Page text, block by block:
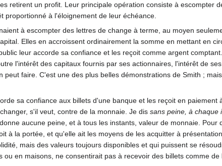
retirent un profit. Leur principale opération consiste à escompter
proportionné à l'éloignement de leur échéance.
à escompter des lettres de change à terme, au moyen
Elles en accroissent ordinairement la somme en mettant en
leur accorde sa confiance et les reçoit comme argent
l'intérêt des capitaux fournis par ses actionnaires, l'intérêt de
peut faire. C'est une des plus belles démonstrations de Smith ;
sa confiance aux billets d'une banque et les reçoit en
s'il veut, contre de la monnaie. Je dis sans peine, à chaque
aucune peine, et à tous les instants, valeur de monnaie.
à la portée, et qu'elle ait les moyens de les acquitter à
mais des valeurs toujours disponibles et qui puissent se
en maisons, ne consentirait pas à recevoir des billets comme de